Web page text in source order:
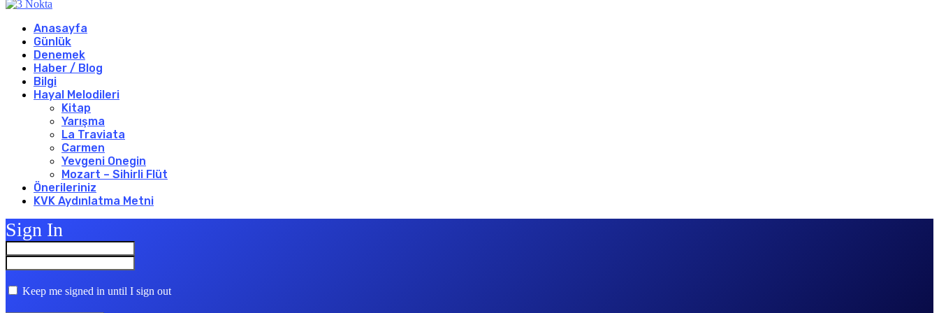
Anasayfa
Günlük
Denemek
Haber / Blog
Bilgi
Hayal Melodileri
Kitap
Yarışma
La Traviata
Carmen
Yevgeni Onegin
Mozart – Sihirli Flüt
Önerileriniz
KVK Aydınlatma Metni
Sign In
Keep me signed in until I sign out